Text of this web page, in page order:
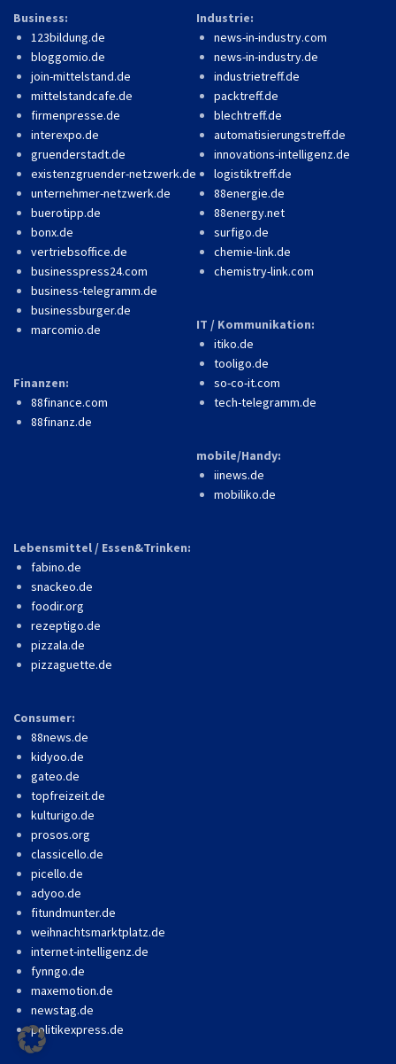
Business:
123bildung.de
bloggomio.de
join-mittelstand.de
mittelstandcafe.de
firmenpresse.de
interexpo.de
gruenderstadt.de
existenzgruender-netzwerk.de
unternehmer-netzwerk.de
buerotipp.de
bonx.de
vertriebsoffice.de
businesspress24.com
business-telegramm.de
businessburger.de
marcomio.de
Finanzen:
88finance.com
88finanz.de
Industrie:
news-in-industry.com
news-in-industry.de
industrietreff.de
packtreff.de
blechtreff.de
automatisierungstreff.de
innovations-intelligenz.de
logistiktreff.de
88energie.de
88energy.net
surfigo.de
chemie-link.de
chemistry-link.com
IT / Kommunikation:
itiko.de
tooligo.de
so-co-it.com
tech-telegramm.de
mobile/Handy:
iinews.de
mobiliko.de
Lebensmittel / Essen&Trinken:
fabino.de
snackeo.de
foodir.org
rezeptigo.de
pizzala.de
pizzaguette.de
Consumer:
88news.de
kidyoo.de
gateo.de
topfreizeit.de
kulturigo.de
prosos.org
classicello.de
picello.de
adyoo.de
fitundmunter.de
weihnachtsmarktplatz.de
internet-intelligenz.de
fynngo.de
maxemotion.de
newstag.de
politikexpress.de